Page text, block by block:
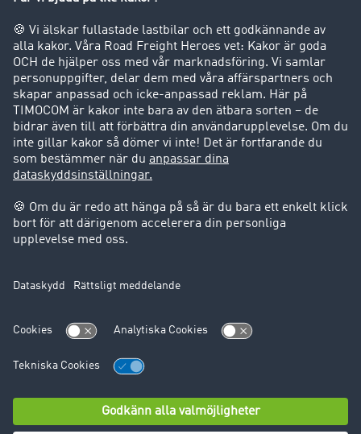
Företag
Kunder värvar kunder
Success Stories
Support
Support
Juridiskt
Företagsinformation
Användarvillkor